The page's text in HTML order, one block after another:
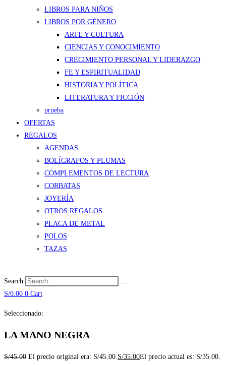
LIBROS PARA NIÑOS
LIBROS POR GÉNERO
ARTE Y CULTURA
CIENCIAS Y CONOCIMIENTO
CRECIMIENTO PERSONAL Y LIDERAZGO
FE Y ESPIRITUALIDAD
HISTORIA Y POLÍTICA
LITERATURA Y FICCIÓN
prueba
OFERTAS
REGALOS
AGENDAS
BOLÍGRAFOS Y PLUMAS
COMPLEMENTOS DE LECTURA
CORBATAS
JOYERÍA
OTROS REGALOS
PLACA DE METAL
POLOS
TAZAS
Search
S/0.00 0 Cart
Seleccionado:
LA MANO NEGRA
S/45.00 El precio original era: S/45.00. S/35.00El precio actual es: S/35.00.